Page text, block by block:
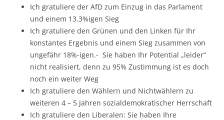
Ich gratuliere der AfD zum Einzug in das Parlament
und einem 13.3%igen Sieg
Ich gratuliere den Grünen und den Linken für Ihr
konstantes Ergebnis und einem Sieg zusammen von
ungefähr 18%-igen.- Sie haben Ihr Potential „leider“
nicht realisiert, denn zu 95% Zustimmung ist es doch
noch ein weiter Weg
Ich gratuliere den Wählern und Nichtwählern zu
weiteren 4 – 5 Jahren sozialdemokratischer Herrschaft
Ich gratuliere den Liberalen: Sie haben Ihre